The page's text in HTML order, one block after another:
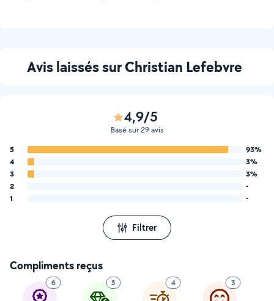
Avis laissés sur Christian Lefebvre
4,9/5
Basé sur 29 avis
5
93%
4
3%
3
3%
2
-
1
-
Filtrer
Compliments reçus
6 5 4 3